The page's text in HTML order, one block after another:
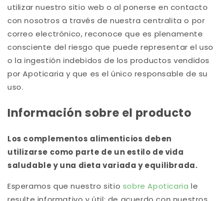
utilizar nuestro sitio web o al ponerse en contacto
con nosotros a través de nuestra centralita o por
correo electrónico, reconoce que es plenamente
consciente del riesgo que puede representar el uso
o la ingestión indebidos de los productos vendidos
por Apoticaria y que es el único responsable de su
uso.
Información sobre el producto
Los complementos alimenticios deben
utilizarse como parte de un estilo de vida
saludable y una dieta variada y equilibrada.
Esperamos que nuestro sitio sobre Apoticaria le